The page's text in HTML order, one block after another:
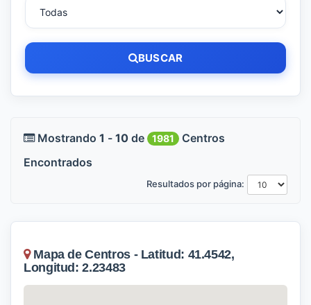
BUSCAR
Mostrando 1 - 10 de 1981
Centros
Encontrados
Resultados por página:
Mapa de Centros - Latitud: 41.4542,
Longitud: 2.23483